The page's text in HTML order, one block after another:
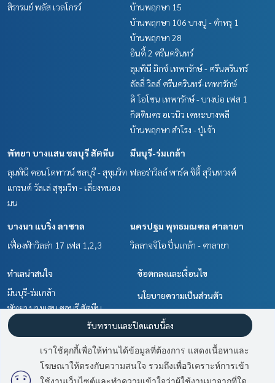
มี2คนกำลังดูประกาศนี้
สิรารมย์ พลัส เวลโกรว์
บ้านพฤกษา 15
บ้านพฤกษา 106 บางปู - ตำหรุ 1
บ้านพฤกษา 28
อินดี้ 2 ศรีนครินทร์
ลุมพินี มิกซ์ เทพารักษ์ - ศรีนครินทร์
ลัลลี่ วิลล์ ศรีนครินทร์-เทพารักษ์
ดิ โอโซน เทพารักษ์ - บางบ่อ เฟส 1
กิตตินคร อเวนิว เคหะบางพลี
บ้านพฤกษา สำโรง - ปู่เจ้า
พัทยา บางแสน ชลบุรี สัตหีบ
ลุมพินี คอนโดทาวน์ ชลบุรี - สุขุมวิท
แกรนด์ วัลเล่ สุขุมวิท - เลี่ยงหนอง
มน
มีนบุรี-ร่มเกล้า
ฟลอร่าวิลล์ พาร์ค ซิตี้ สุวินทวงศ์
บางนา แบริ่ง ลาซาล
เฟื่องฟ้าวิลล่า 17 เฟส 1,2,3
นครปฐม พุทธมณฑล ศาลายา
วิลลาจจิโอ ปิ่นเกล้า - ศาลายา
ทำเลน่าสนใจ
มีนบุรี-ร่มเกล้า
พัทยา บางแสน ชลบุรี สัตหีบ
สำโรง สมุทรปราการ
ฉะเชิงเทรา
บางนา แบริ่ง ลาซาล
นครปฐม พุทธมณฑล ศาลายา
ข้อตกลงและเงื่อนไข
นโยบายความเป็นส่วนตัว
เกี่ยวกับเรา
วิธีการฝากขาย-เช่า
ติดต่อ
เราใช้คุกกี้เพื่อให้ท่านได้ข้อมูลที่ต้องการ แสดงเนื้อหาและ
โฆษณาให้ตรงกับความสนใจ รวมถึงเพื่อวิเคราะห์การเข้า
รับทราบและปิดแถบนี้ลง